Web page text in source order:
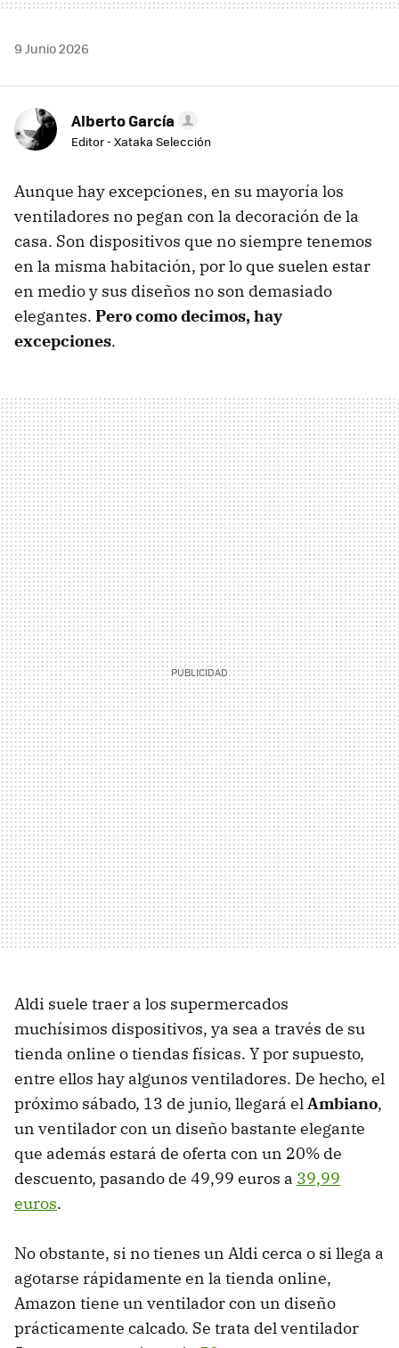
9 Junio 2026
Alberto García
Editor - Xataka Selección
Aunque hay excepciones, en su mayoría los
ventiladores no pegan con la decoración de la
casa. Son dispositivos que no siempre tenemos
en la misma habitación, por lo que suelen estar
en medio y sus diseños no son demasiado
elegantes. Pero como decimos, hay
excepciones.
Aldi suele traer a los supermercados
muchísimos dispositivos, ya sea a través de su
tienda online o tiendas físicas. Y por supuesto,
entre ellos hay algunos ventiladores. De hecho, el
próximo sábado, 13 de junio, llegará elAmbiano,
un ventilador con un diseño bastante elegante
que además estará de oferta con un 20% de
descuento, pasando de 49,99 euros a 39,99
euros.
No obstante, si no tienes un Aldi cerca o si llega a
agotarse rápidamente en la tienda online,
Amazon tiene un ventilador con un diseño
prácticamente calcado. Se trata del ventilador